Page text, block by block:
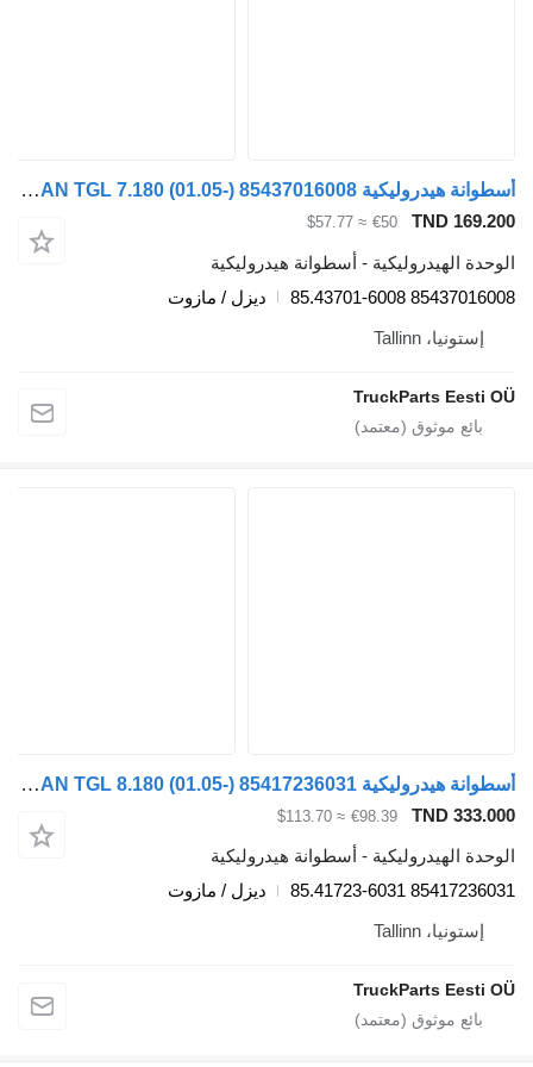
أسطوانة هيدروليكية MAN TGL 7.180 (01.05-) 85437016008 لـ السيارات القاطرة MAN TGL, TGM, TGS, TGX (2005-2021)
TND
€50
≈ $57.77
الهيدروليكية - أسطوانة هيدروليكية
85437016008
ديزل / مازوت
إستونيا، Tallinn
TruckParts Eesti
أسطوانة هيدروليكية MAN TGL 8.180 (01.05-) 85417236031 لـ السيارات القاطرة MAN TGL, TGM, TGS, TGX (2005-2021)
TND
€98.39
≈ $113.70
الهيدروليكية - أسطوانة هيدروليكية
85417236031
ديزل / مازوت
إستونيا، Tallinn
TruckParts Eesti